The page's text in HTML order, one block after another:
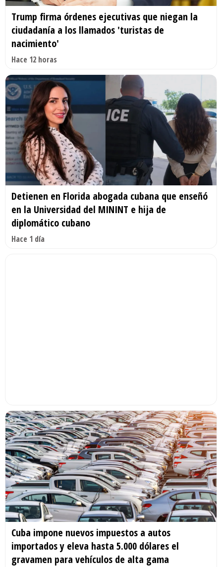
Trump firma órdenes ejecutivas que niegan la
ciudadanía a los llamados 'turistas de
nacimiento'
Hace 12 horas
Detienen en Florida abogada cubana que enseñó
en la Universidad del MININT e hija de
diplomático cubano
Hace 1 día
Cuba impone nuevos impuestos a autos
importados y eleva hasta 5.000 dólares el
gravamen para vehículos de alta gama